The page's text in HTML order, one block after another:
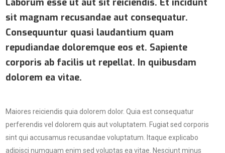
Laborum esse ut aut sit reiciendis. Et incidunt
sit magnam recusandae aut consequatur.
Consequuntur quasi laudantium quam
repudiandae doloremque eos et. Sapiente
corporis ab facilis ut repellat. In quibusdam
dolorem ea vitae.
Maiores reiciendis quia dolorem dolor. Quia est consequatur
perferendis vel dolorem quis aut voluptatem. Fugiat sed corporis
sint qui accusamus recusandae voluptatum. Itaque explicabo
adipisci numquam enim sed voluptas ea vitae. Nesciunt minus